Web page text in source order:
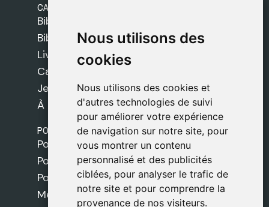
Nous utilisons des
cookies
Nous utilisons des cookies et
d'autres technologies de suivi
pour améliorer votre expérience
de navigation sur notre site, pour
vous montrer un contenu
personnalisé et des publicités
ciblées, pour analyser le trafic de
notre site et pour comprendre la
provenance de nos visiteurs.
Nous utilisons des
cookies
Nous utilisons des cookies et
d'autres technologies de suivi
pour améliorer votre expérience
de navigation sur notre site, pour
vous montrer un contenu
personnalisé et des publicités
ciblées, pour analyser le trafic de
notre site et pour comprendre la
provenance de nos visiteurs.
CATÉGORIES
Bibles Safeliz
Bibles
Livres
Cadeaux
Jeux
À propos de nous
POLITIQUES
Politique de livraison
Politique de cookies
Politique de confidentialité
Mentions légales